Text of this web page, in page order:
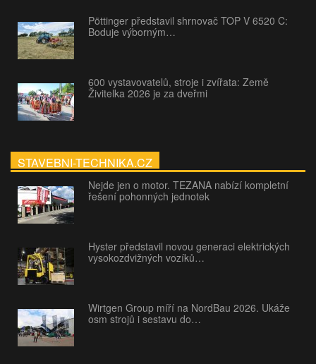
Pöttinger představil shrnovač TOP V 6520 C:
Boduje výborným…
600 vystavovatelů, stroje i zvířata: Země
Živitelka 2026 je za dveřmi
STAVEBNI-TECHNIKA.CZ
Nejde jen o motor. TEZANA nabízí kompletní
řešení pohonných jednotek
Hyster představil novou generaci elektrických
vysokozdvižných vozíků…
Wirtgen Group míří na NordBau 2026. Ukáže
osm strojů i sestavu do…